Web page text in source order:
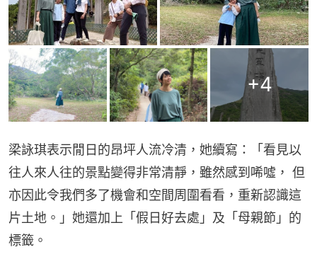
+4
梁詠琪表示閒日的昂坪人流冷清，她續寫：「看見以
往人來人往的景點變得非常清靜，雖然感到唏噓， 但
亦因此令我們多了機會和空間周圍看看，重新認識這
片土地。」她還加上「假日好去處」及「母親節」的
標籤。